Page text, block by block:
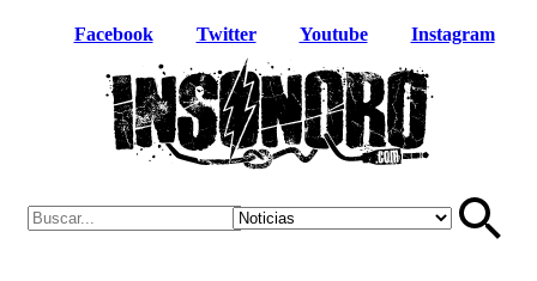
Facebook Twitter Youtube Instagram